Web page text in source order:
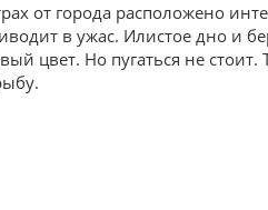
от города расположено
в ужас. Илистое дно и
цвет. Но пугаться не стоит.